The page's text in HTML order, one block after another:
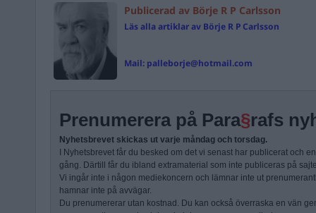
Publicerad av Börje R P Carlsson
Läs alla artiklar av Börje R P Carlsson
Mail: palleborje@hotmail.com
Prenumerera på Para§rafs
Nyhetsbrevet skickas ut varje måndag och torsdag.
I Nyhetsbrevet får du besked om det vi senast har publicerat och
gång. Därtill får du ibland extramaterial som inte publiceras på
Vi ingår inte i någon mediekoncern och lämnar inte ut
hamnar inte på avvägar.
Du prenumererar utan kostnad. Du kan också överraska en vän